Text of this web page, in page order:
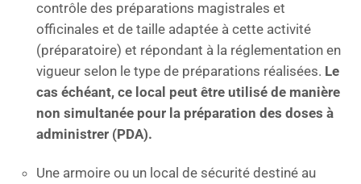
contrôle des préparations magistrales et
officinales et de taille adaptée à cette activité
(préparatoire) et répondant à la réglementation en
vigueur selon le type de préparations réalisées. Le
cas échéant, ce local peut être utilisé de manière
non simultanée pour la préparation des doses à
administrer (PDA).
Une armoire ou un local de sécurité destiné au